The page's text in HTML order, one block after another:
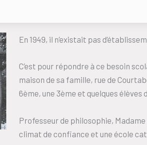
En 1949, il n’existait pas
C’est pour répondre à ce besoin
maison de sa famille, rue de
6ème, une 3ème et quelques
Professeur de philosophie,
climat de confiance et une école